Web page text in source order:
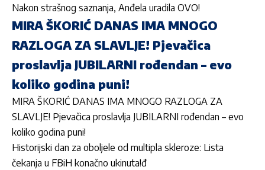
Nakon strašnog saznanja, Anđela uradila OVO!
MIRA ŠKORIĆ DANAS IMA MNOGO
RAZLOGA ZA SLAVLJE! Pjevačica
proslavlja JUBILARNI rođendan – evo
koliko godina puni!
MIRA ŠKORIĆ DANAS IMA MNOGO RAZLOGA ZA
SLAVLJE! Pjevačica proslavlja JUBILARNI rođendan – evo
koliko godina puni!
Historijski dan za oboljele od multipla skleroze: Lista
čekanja u FBiH konačno ukinuta!đ